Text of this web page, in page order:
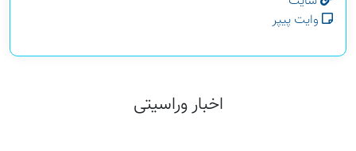
وایت پیپر
اخبار وراسیتی